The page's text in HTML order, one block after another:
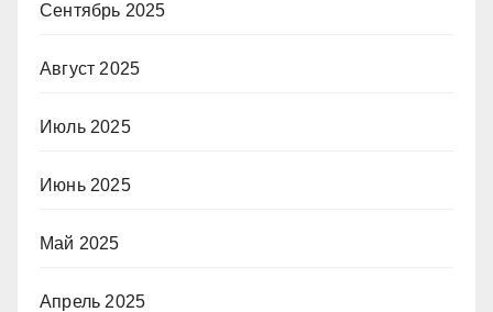
Сентябрь 2025
Август 2025
Июль 2025
Июнь 2025
Май 2025
Апрель 2025